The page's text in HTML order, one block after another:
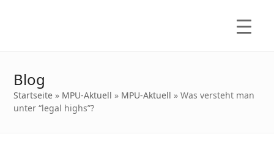
Blog
Startseite » MPU-Aktuell » MPU-Aktuell »Was versteht man
unter “legal highs”?